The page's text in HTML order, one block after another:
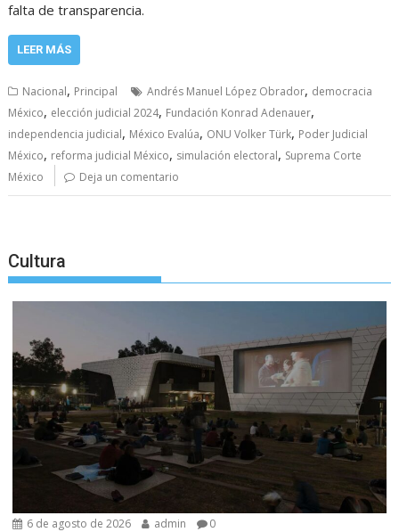
falta de transparencia.
LEER MÁS
Nacional, Principal Andrés Manuel López Obrador, democracia
México, elección judicial 2024, Fundación Konrad Adenauer,
independencia judicial, México Evalúa, ONU Volker Türk, Poder Judicial
México, reforma judicial México, simulación electoral, Suprema Corte
México
Deja un comentario
Cultura
6 de agosto de 2026 admin 0